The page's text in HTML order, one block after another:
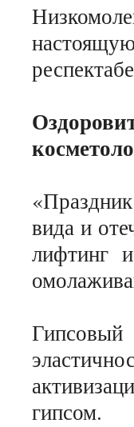
вида и
лифтинг
Гипсовый
гипсом.